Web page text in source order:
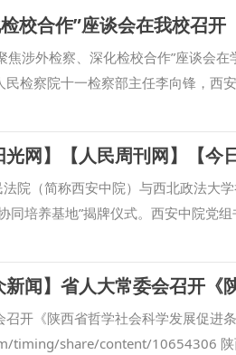
校合作”座谈会在我校召开
焦涉外检察、深化检校合作”座谈会
检察院十一检察部主任李向锋，西
长王蕾等出席会议。我校校长范九
国家涉外法治工作的重要方面，近
绕中国检察学自主知识体系构建、检
作。在最高人民检察院国际合作局
步推进，已在区域国别检察研究、国
将高质量推进涉外检察工作，依托
建立常态化研究协作机制，围绕涉
外检察智库。 刘志远表示，最高人
在涉外法治领域取得了突出的成绩。
站建设，编译东盟国家《刑法典》
院（简称西安中院）与西北政法大
同培养基地”揭牌仪式。西安中院党
辞，共同为“涉外法治人才协同培养
荣刚签署《涉外法治人才协同培养
致辞。他指出，西安作为“一带一路”
新任务新要求。西安法院必须紧扣以
世界眼光，打开国际视野，为推动
召开《陕西省哲学社会科学发展促进
timing/share/content/10654306 陕